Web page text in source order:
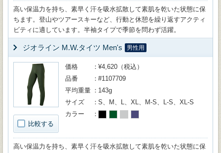
高い保温力を持ち、素早く汗を吸水拡散して素肌を乾いた状態に保
ちます。登山やツアースキーなど、行動と休憩を繰り返すアクティ
ビティに適しています。半袖タイプで季節を問わず活躍。
ジオライン M.W.タイツ Men's 男性用
比較する
価格
¥4,620（税込）
品番
#1107709
平均重量
143g
サイズ
S、M、L、XL、M-S、L-S、XL-S
カラー
高い保温力を持ち、素早く汗を吸水拡散して素肌を乾いた状態に保